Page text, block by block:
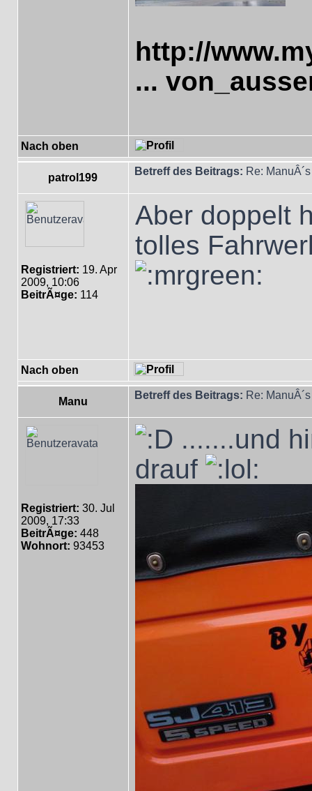
http://
...
Nach oben
patrol199
Betreff des Beitrags: Re:
Registriert: 19. Apr
2009, 10:06
BeitrÃ¤ge: 114
Aber doppelt
tolles
Nach oben
Manu
Betreff des Beitrags: Re:
Registriert: 30. Jul
2009, 17:33
BeitrÃ¤ge: 448
Wohnort: 93453
.......und
drauf